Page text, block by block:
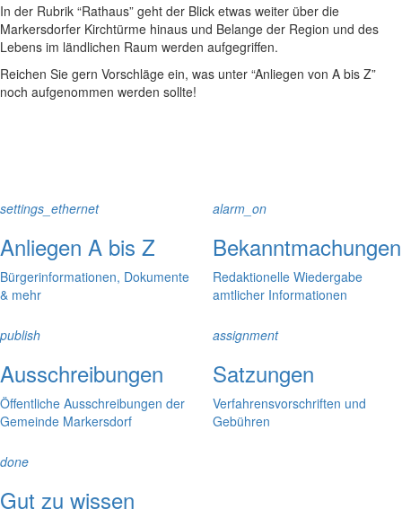
In der Rubrik “Rathaus” geht der Blick etwas weiter über die
Markersdorfer Kirchtürme hinaus und Belange der Region und des
Lebens im ländlichen Raum werden aufgegriffen.
Reichen Sie gern Vorschläge ein, was unter “Anliegen von A bis Z”
noch aufgenommen werden sollte!
settings_ethernet
Anliegen A bis Z
Bürgerinformationen, Dokumente
& mehr
alarm_on
Bekanntmachungen
Redaktionelle Wiedergabe
amtlicher Informationen
publish
Ausschreibungen
Öffentliche Ausschreibungen der
Gemeinde Markersdorf
assignment
Satzungen
Verfahrensvorschriften und
Gebühren
done
Gut zu wissen